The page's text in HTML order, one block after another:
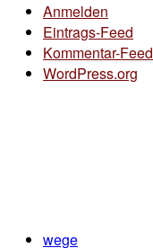
Anmelden
Eintrags-Feed
Kommentar-Feed
WordPress.org
wege